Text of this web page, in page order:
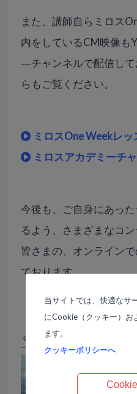
また、講師自らミロス
内をしているCM映像も
―チャンネルで配信して
らもご覧ください。
ミロスOne Weekレ
ミロスアカデミーチ
今後も、ご自身にあっ
るよう、さまざまなコ
皆さまの、オンライン
ております。
Previous 同じカテゴリー
いつ
当サイトでは、快適なサ
にCookie（クッキー）お
ます。
クッキーポリシーへ